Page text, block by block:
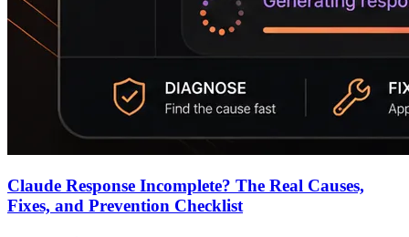
Claude Response Incomplete? The Real Causes,
Fixes, and Prevention Checklist